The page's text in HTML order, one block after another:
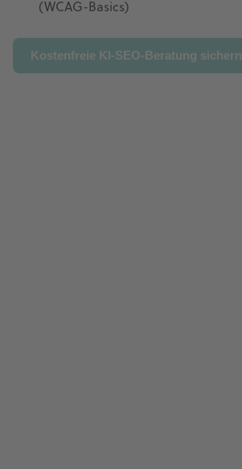
(WCAG-Basics)
Kostenfreie KI-SEO-Beratung sichern